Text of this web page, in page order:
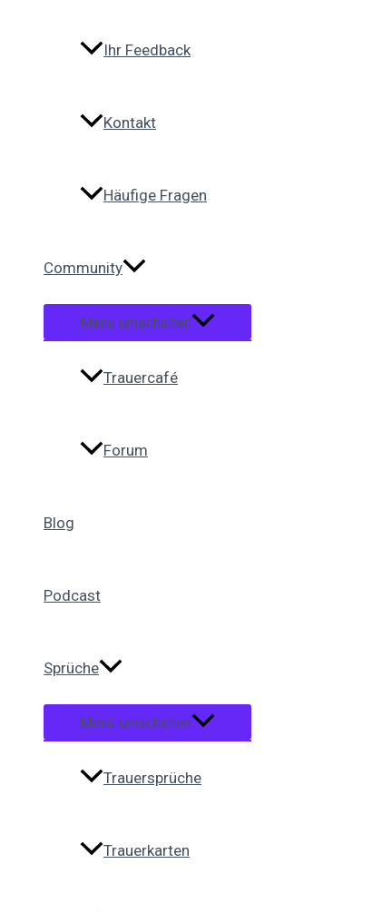
Ihr Feedback
Kontakt
Häufige Fragen
Community
Menü umschalten
Trauercafé
Forum
Blog
Podcast
Sprüche
Menü umschalten
Trauersprüche
Trauerkarten